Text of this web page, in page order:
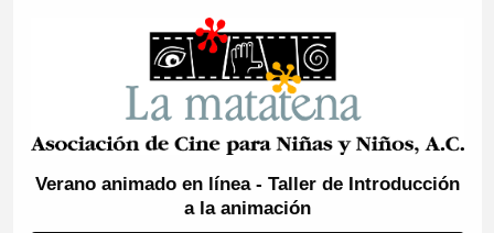
Verano animado en línea - Taller de Introducción
a la animación